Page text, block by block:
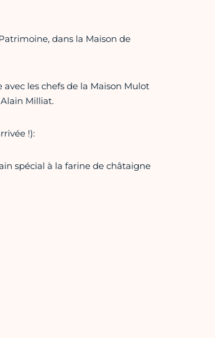
dans la Maison de
les chefs de la Maison Mulot
Milliat.
!):
spécial à la farine de châtaigne